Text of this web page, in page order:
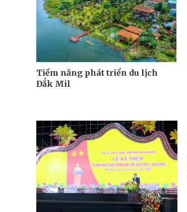
Tiềm năng phát triển du lịch
Đắk Mil